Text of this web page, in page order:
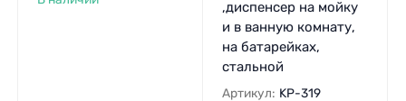
,диспенсер на мойку
и в ванную комнату,
на батарейках,
стальной
Артикул: KP-319